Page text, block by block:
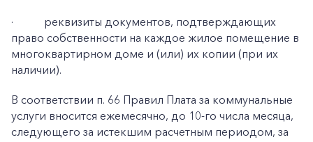
·
реквизиты документов, подтверждающих
право собственности на каждое жилое помещение в
многоквартирном доме и (или) их копии (при их
наличии).
В соответствии п. 66 Правил Плата за коммунальные
услуги вносится ежемесячно, до 10-го числа месяца,
следующего за истекшим расчетным периодом, за